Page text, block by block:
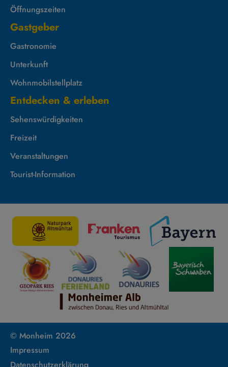
Öffnungszeiten
Gastgeber
Gastronomie
Unterkunft
Wohnmobilstellplatz
Entdecken & erleben
Sehenswürdigkeiten
Freizeit
Veranstaltungen
Tourist-Information
© Monheim 2026
Impressum